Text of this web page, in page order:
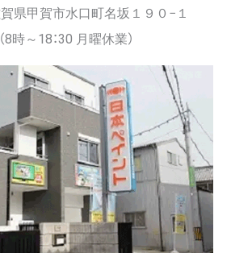
県甲賀市水口町名坂１９０−１
8時～18：30 月曜休業）